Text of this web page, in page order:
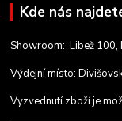
Kde nás
Showroom: Libež 100,
Výdejní místo:
Vyzvednutí zboží je